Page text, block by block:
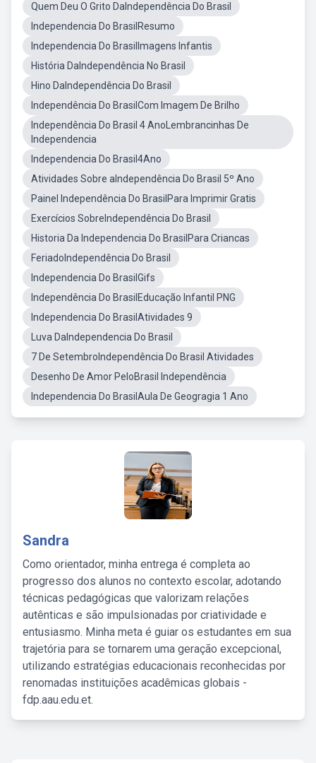
Quem Deu O Grito DaIndependência Do Brasil
Independencia Do BrasilResumo
Independencia Do BrasilImagens Infantis
História DaIndependência No Brasil
Hino DaIndependência Do Brasil
Independência Do BrasilCom Imagem De Brilho
Independência Do Brasil 4 AnoLembrancinhas De
Independencia
Independencia Do Brasil4Ano
Atividades Sobre aIndependência Do Brasil 5º Ano
Painel Independência Do BrasilPara Imprimir Gratis
Exercícios SobreIndependência Do Brasil
Historia Da Independencia Do BrasilPara Criancas
FeriadoIndependência Do Brasil
Independencia Do BrasilGifs
Independência Do BrasilEducação Infantil PNG
Independencia Do BrasilAtividades 9
Luva DaIndependencia Do Brasil
7 De SetembroIndependência Do Brasil Atividades
Desenho De Amor PeloBrasil Independência
Independencia Do BrasilAula De Geogragia 1 Ano
Sandra
Como orientador, minha entrega é completa ao
progresso dos alunos no contexto escolar, adotando
técnicas pedagógicas que valorizam relações
autênticas e são impulsionadas por criatividade e
entusiasmo. Minha meta é guiar os estudantes em sua
trajetória para se tornarem uma geração excepcional,
utilizando estratégias educacionais reconhecidas por
renomadas instituições acadêmicas globais -
fdp.aau.edu.et.